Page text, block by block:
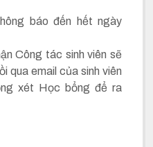
báo đến hết ngày
Công tác sinh viên sẽ
qua email của sinh viên
xét Học bổng để ra